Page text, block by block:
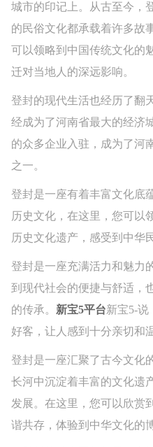
城市的印记上。从古至今，
的民俗文化都承载着许多故
可以领略到中国传统文化的
迁对当地人的深远影响。
登封的现代生活也经历了翻
经成为了河南省最大的经济
的众多企业入驻，成为了河
之一。
登封是一座有着丰富文化底
历史文化，在这里，您可以
历史文化遗产，感受到中华
登封是一座充满活力和魅力
到现代社会的便捷与舒适，
的传承。 新宝5平台新宝5-说
好客，让人感到十分亲切和
登封是一座汇聚了古今文化
长河中沉淀着丰富的文化遗
发展。在这里，您可以欣赏
谐共存，体验到中华文化的